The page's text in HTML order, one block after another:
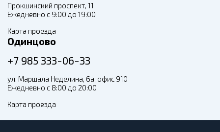
Прокшинский проспект, 11
Ежедневно с 9:00 до 19:00
Карта проезда
Одинцово
+7 985 333-06-33
ул. Маршала Неделина, 6а, офис 910
Ежедневно с 8:00 до 20:00
Карта проезда